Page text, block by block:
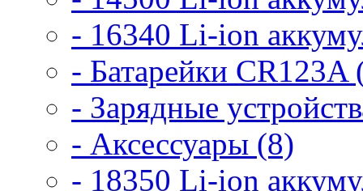
- 16340 Li-ion
- Батарейки CR123A
- Зарядные
- Аксессуары (8)
- 18350 Li-ion